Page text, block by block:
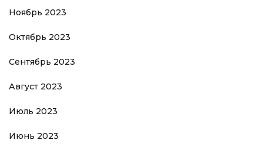
Ноябрь 2023
Октябрь 2023
Сентябрь 2023
Август 2023
Июль 2023
Июнь 2023